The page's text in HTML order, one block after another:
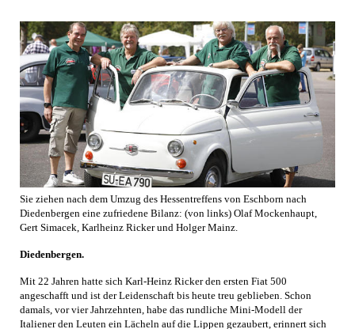
Sie ziehen nach dem Umzug des Hessentreffens von Eschborn nach
Diedenbergen eine zufriedene Bilanz: (von links) Olaf Mockenhaupt,
Gert Simacek, Karlheinz Ricker und Holger Mainz.
Diedenbergen.
Mit 22 Jahren hatte sich Karl-Heinz Ricker den ersten Fiat 500
angeschafft und ist der Leidenschaft bis heute treu geblieben. Schon
damals, vor vier Jahrzehnten, habe das rundliche Mini-Modell der
Italiener den Leuten ein Lächeln auf die Lippen gezaubert, erinnert sich